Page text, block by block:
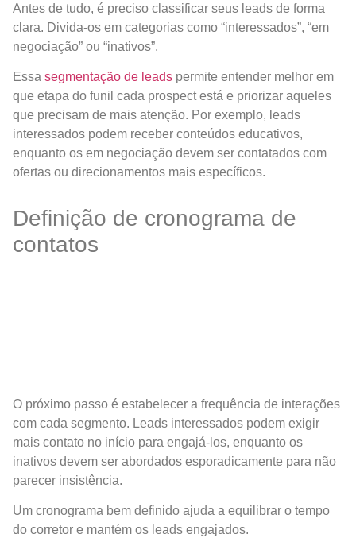
Antes de tudo, é preciso classificar seus leads de forma
clara. Divida-os em categorias como “interessados”, “em
negociação” ou “inativos”.
Essa segmentação de leads permite entender melhor em
que etapa do funil cada prospect está e priorizar aqueles
que precisam de mais atenção. Por exemplo, leads
interessados podem receber conteúdos educativos,
enquanto os em negociação devem ser contatados com
ofertas ou direcionamentos mais específicos.
Definição de cronograma de
contatos
O próximo passo é estabelecer a frequência de interações
com cada segmento. Leads interessados podem exigir
mais contato no início para engajá-los, enquanto os
inativos devem ser abordados esporadicamente para não
parecer insistência.
Um cronograma bem definido ajuda a equilibrar o tempo
do corretor e mantém os leads engajados.